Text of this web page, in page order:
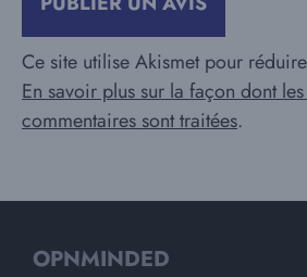
Ce site utilise Akismet pour
En savoir plus sur la façon dont
commentaires sont traitées.
OPNMINDED